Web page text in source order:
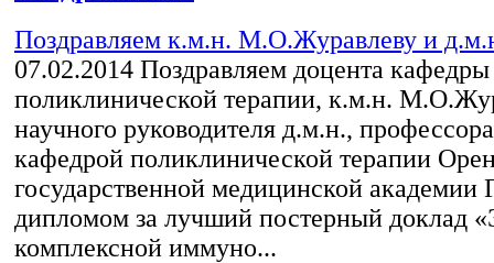
Поздравляем к.м.н. М.О.Журавлеву и
07.02.2014 Поздравляем доцента кафедры
поликлинической терапии, к.м.н.
научного руководителя д.м.н.,
кафедрой поликлинической терапии
государственной медицинской академии
дипломом за лучший постерный доклад
комплексной иммуно...